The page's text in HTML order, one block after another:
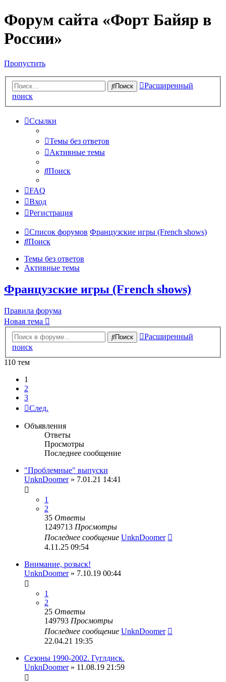
Форум сайта «Форт Байяр в
России»
Пропустить
Поиск
Расширенный
поиск
Ссылки
Темы без ответов
Активные темы
Поиск
FAQ
Вход
Регистрация
Список форумов Французские игры (French shows)
Поиск
Темы без ответов
Активные темы
Французские игры (French shows)
Правила форума
Новая тема
Поиск
Расширенный
поиск
110 тем
1
2
3
След.
Объявления
Ответы
Просмотры
Последнее сообщение
"Проблемные" выпуски
UnknDoomer» 7.01.21 14:41
1
2
35 Ответы
1249713 Просмотры
Последнее сообщение UnknDoomer
4.11.25 09:54
Внимание, розыск!
UnknDoomer» 7.10.19 00:44
1
2
25 Ответы
149793 Просмотры
Последнее сообщение UnknDoomer
22.04.21 19:35
Сезоны 1990-2002. Гуглдиск.
UnknDoomer» 11.08.19 21:59